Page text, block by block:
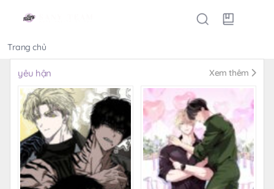
Trang chủ
yêu hận Xem thêm